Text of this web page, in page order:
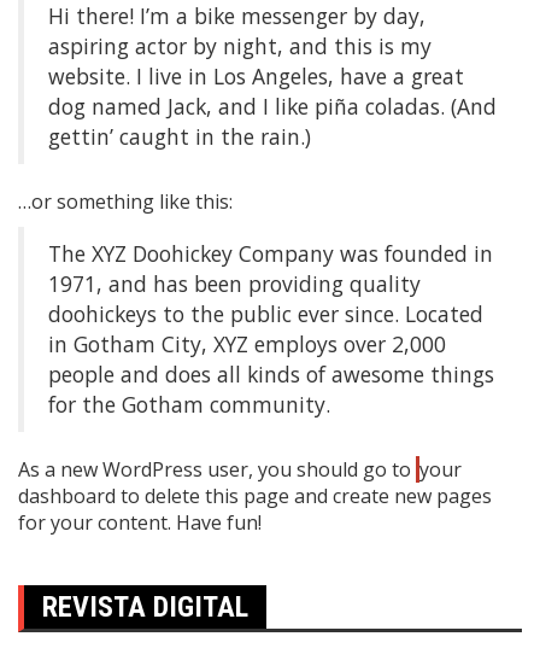
Hi there! I’m a bike messenger by day,
aspiring actor by night, and this is my
website. I live in Los Angeles, have a great
dog named Jack, and I like piña coladas. (And
gettin’ caught in the rain.)
…or something like this:
The XYZ Doohickey Company was founded in
1971, and has been providing quality
doohickeys to the public ever since. Located
in Gotham City, XYZ employs over 2,000
people and does all kinds of awesome things
for the Gotham community.
As a new WordPress user, you should go to your
dashboard to delete this page and create new pages
for your content. Have fun!
REVISTA DIGITAL